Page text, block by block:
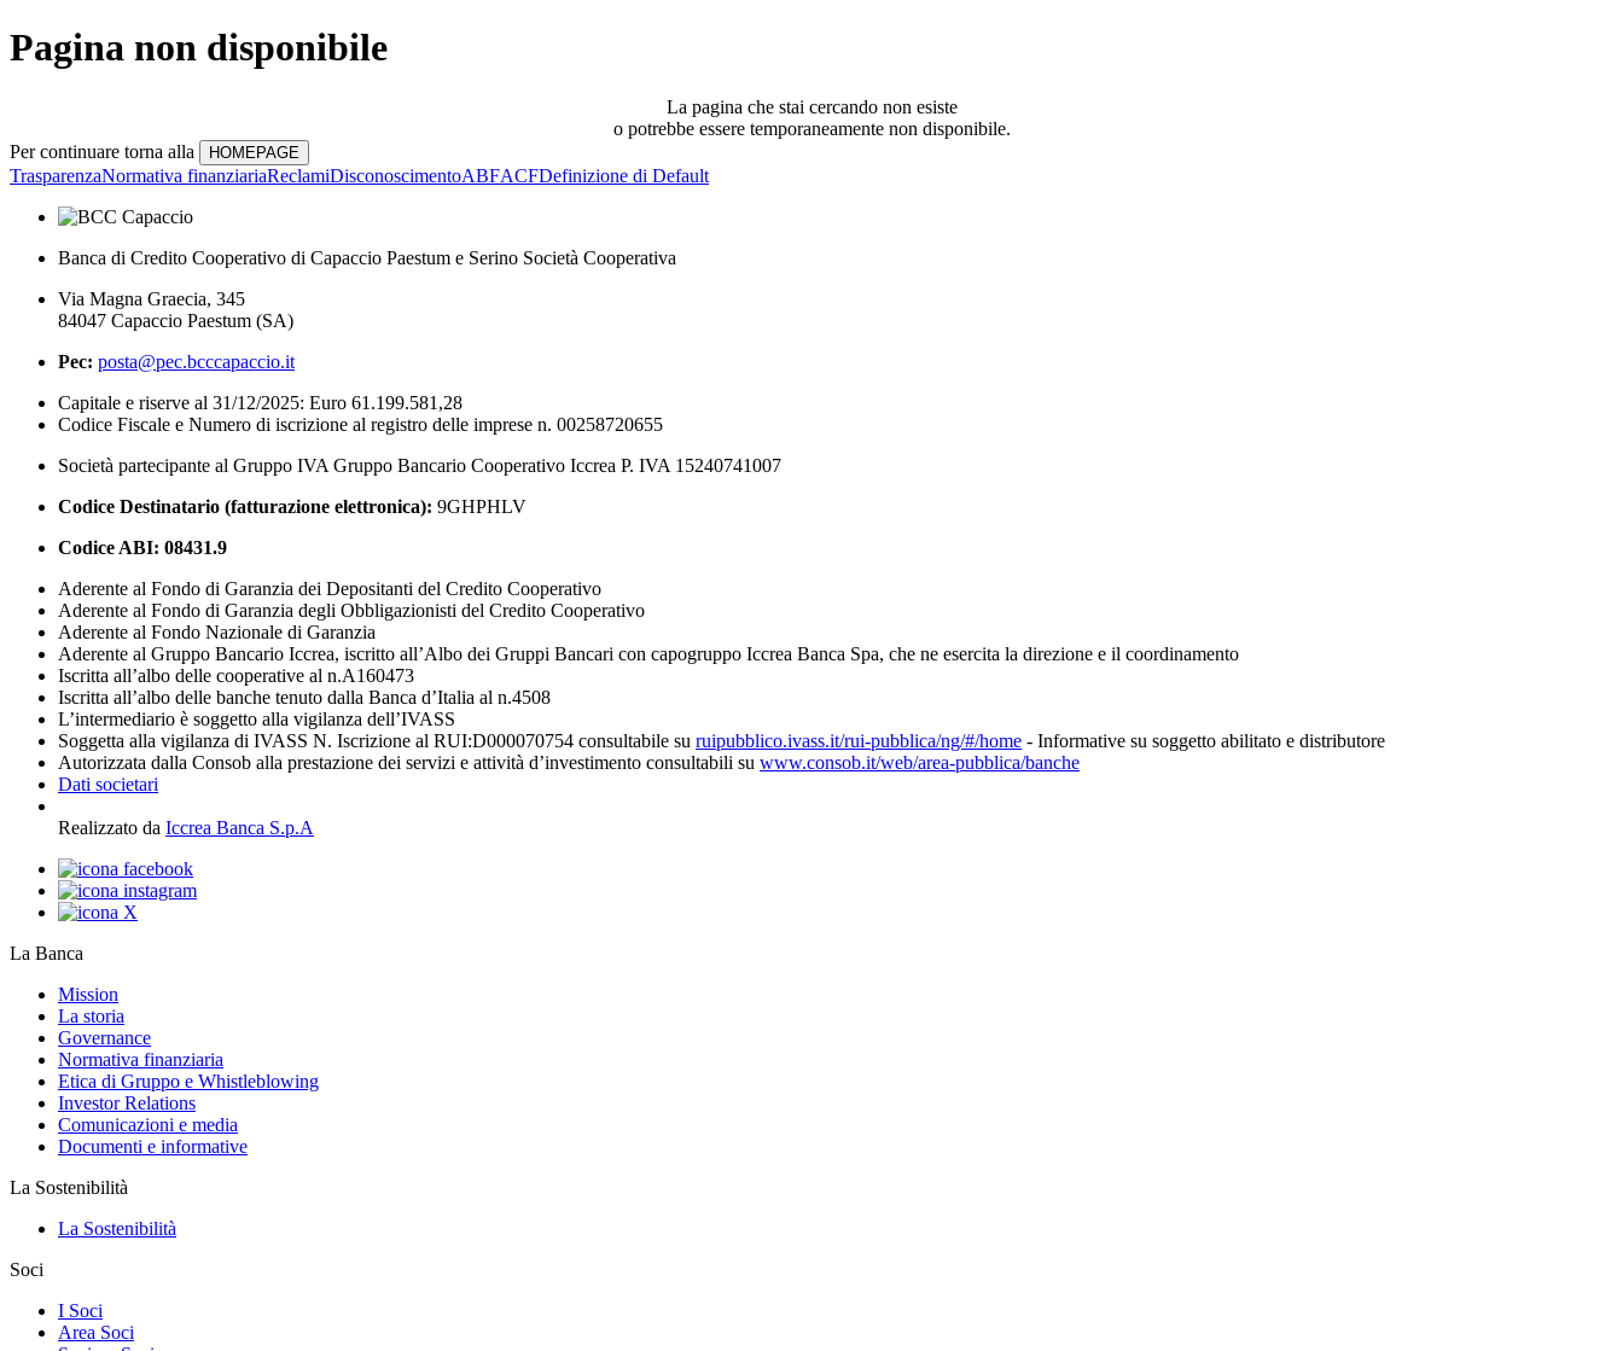
Pagina non disponibile
La pagina che stai cercando non esiste
o potrebbe essere temporaneamente non disponibile.
Per continuare torna alla
TrasparenzaNormativa finanziariaReclamiDisconoscimentoABFACFDefinizione di Default
Banca di Credito Cooperativo di Capaccio Paestum e Serino Società Cooperativa
Via Magna Graecia, 345
84047 Capaccio Paestum (SA)
Pec: posta@pec.bcccapaccio.it
Capitale e riserve al 31/12/2025: Euro 61.199.581,28
Codice Fiscale e Numero di iscrizione al registro delle imprese n. 00258720655
Società partecipante al Gruppo IVA Gruppo Bancario Cooperativo Iccrea P. IVA 15240741007
Codice Destinatario (fatturazione elettronica): 9GHPHLV
Codice ABI: 08431.9
Aderente al Fondo di Garanzia dei Depositanti del Credito Cooperativo
Aderente al Fondo di Garanzia degli Obbligazionisti del Credito Cooperativo
Aderente al Fondo Nazionale di Garanzia
Aderente al Gruppo Bancario Iccrea, iscritto all’Albo dei Gruppi Bancari con capogruppo Iccrea Banca Spa, che ne esercita la direzione e il coordinamento
Iscritta all’albo delle cooperative al n.A160473
Iscritta all’albo delle banche tenuto dalla Banca d’Italia al n.4508
L’intermediario è soggetto alla vigilanza dell’IVASS
Soggetta alla vigilanza di IVASS N. Iscrizione al RUI:D000070754 consultabile su ruipubblico.ivass.it/rui-pubblica/ng/#/home - Informative su soggetto abilitato e distributore
Autorizzata dalla Consob alla prestazione dei servizi e attività d’investimento consultabili su www.consob.it/web/area-pubblica/banche
Dati societari
Realizzato da Iccrea Banca S.p.A
La Banca
Mission
La storia
Governance
Normativa finanziaria
Etica di Gruppo e Whistleblowing
Investor Relations
Comunicazioni e media
Documenti e informative
La Sostenibilità
La Sostenibilità
Soci
I Soci
Area Soci